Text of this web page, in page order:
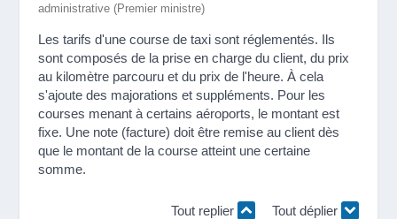
administrative (Premier ministre)
Les tarifs d'une course de taxi sont réglementés. Ils
sont composés de la prise en charge du client, du prix
au kilomètre parcouru et du prix de l'heure. À cela
s'ajoute des majorations et suppléments. Pour les
courses menant à certains aéroports, le montant est
fixe. Une note (facture) doit être remise au client dès
que le montant de la course atteint une certaine
somme.
Tout replier Tout déplier